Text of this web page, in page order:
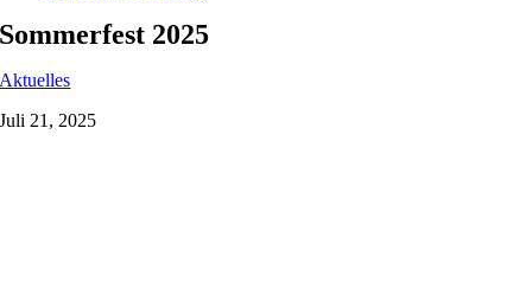
Sommerfest 2025
Aktuelles
Juli 21, 2025